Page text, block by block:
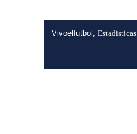
Vivoelfutbol,Estadisticas